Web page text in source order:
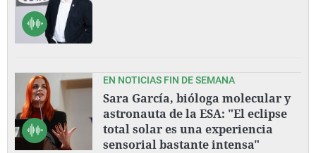
EN NOTICIAS FIN DE SEMANA
Sara García, bióloga molecular y
astronauta de la ESA: "El eclipse
total solar es una experiencia
sensorial bastante intensa"